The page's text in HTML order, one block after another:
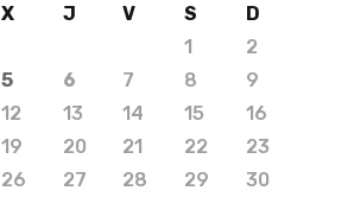
X J V S
D
1
2
5 6 7 8
9
12 13 14 15
16
19 20 21 22
23
26 27 28 29 30